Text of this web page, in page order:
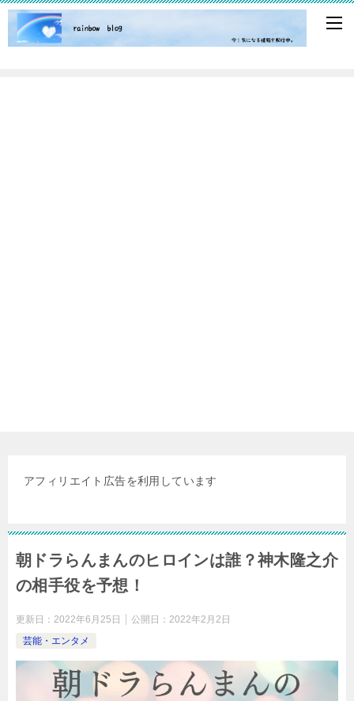
アフィリエイト広告を利用しています
朝ドラらんまんのヒロインは誰？神木隆之介
の相手役を予想！
更新日： 2022年6月25日 公開日： 2022年2月2日
芸能・エンタメ